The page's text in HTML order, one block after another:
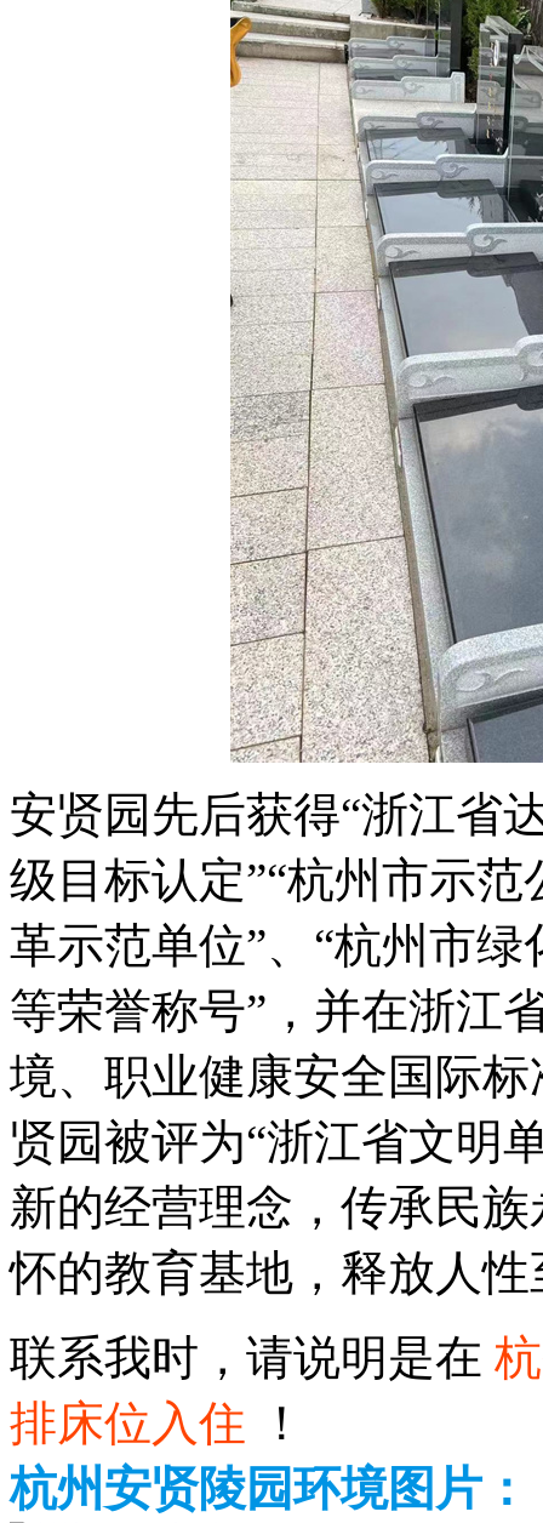
安贤园先后获得“浙江省
级目标认定”“杭州市示
革示范单位”、“杭州市
等荣誉称号”，并在浙江
境、职业健康安全国际
贤园被评为“浙江省文明
新的经营理念，传承民
怀的教育基地，释放人
联系我时，请说明是在
排床位入住 ！
杭州安贤陵园环境图片：